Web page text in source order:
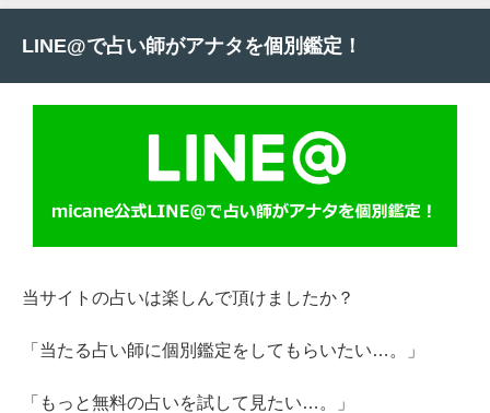
LINE@で占い師がアナタを個別鑑定！
当サイトの占いは楽しんで頂けましたか？
「当たる占い師に個別鑑定をしてもらいたい…。」
「もっと無料の占いを試して見たい…。」